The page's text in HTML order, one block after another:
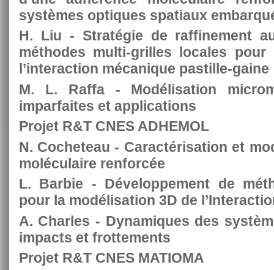
systèmes optiques spatiaux
H. Liu - Stratégie de raffinement
méthodes multi-grilles locales
l’interaction mécanique pastille-gaine
M. L. Raffa - Modélisation
imparfaites et applications
Projet R&T CNES ADHEMOL
N. Cocheteau - Caractérisation et
moléculaire renforcée
L. Barbie - Développement de
pour la modélisation 3D de
A. Charles - Dynamiques des
impacts et frottements
Projet R&T CNES MATIOMA